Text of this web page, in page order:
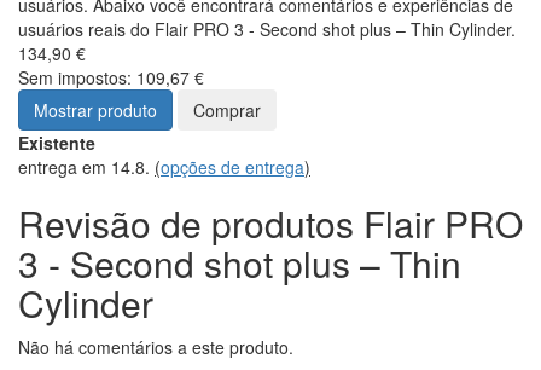
usuários. Abaixo você encontrará comentários e experiências de
usuários reais do Flair PRO 3 - Second shot plus – Thin Cylinder.
134,90 €
Sem impostos: 109,67 €
Mostrar produto
Comprar
Existente
entrega em 14.8. (opções de entrega)
Revisão de produtos Flair PRO
3 - Second shot plus – Thin
Cylinder
Não há comentários a este produto.